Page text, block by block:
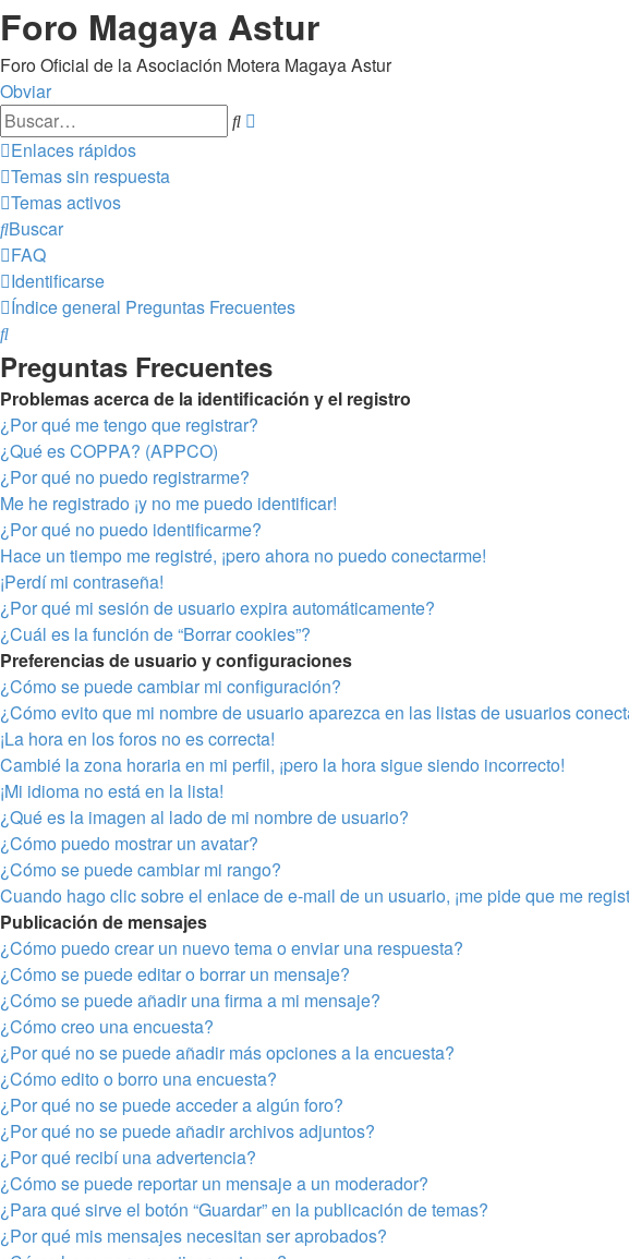
Foro Magaya Astur
Foro Oficial de la Asociación Motera Magaya Astur
Obviar
Buscar
Enlaces rápidos
Temas sin respuesta
Temas activos
Buscar
FAQ
Identificarse
Índice general Preguntas Frecuentes
Buscar
Preguntas Frecuentes
Problemas acerca de la identificación y el registro
¿Por qué me tengo que registrar?
¿Qué es COPPA? (APPCO)
¿Por qué no puedo registrarme?
Me he registrado ¡y no me puedo identificar!
¿Por qué no puedo identificarme?
Hace un tiempo me registré, ¡pero ahora no puedo conectarme!
¡Perdí mi contraseña!
¿Por qué mi sesión de usuario expira automáticamente?
¿Cuál es la función de “Borrar cookies”?
Preferencias de usuario y configuraciones
¿Cómo se puede cambiar mi configuración?
¿Cómo evito que mi nombre de usuario aparezca en las listas de usuarios
¡La hora en los foros no es correcta!
Cambié la zona horaria en mi perfil, ¡pero la hora sigue siendo incorrecto!
¡Mi idioma no está en la lista!
¿Qué es la imagen al lado de mi nombre de usuario?
¿Cómo puedo mostrar un avatar?
¿Cómo se puede cambiar mi rango?
Cuando hago clic sobre el enlace de e-mail de un usuario, ¡me pide que me
Publicación de mensajes
¿Cómo puedo crear un nuevo tema o enviar una respuesta?
¿Cómo se puede editar o borrar un mensaje?
¿Cómo se puede añadir una firma a mi mensaje?
¿Cómo creo una encuesta?
¿Por qué no se puede añadir más opciones a la encuesta?
¿Cómo edito o borro una encuesta?
¿Por qué no se puede acceder a algún foro?
¿Por qué no se puede añadir archivos adjuntos?
¿Por qué recibí una advertencia?
¿Cómo se puede reportar un mensaje a un moderador?
¿Para qué sirve el botón “Guardar” en la publicación de temas?
¿Por qué mis mensajes necesitan ser aprobados?